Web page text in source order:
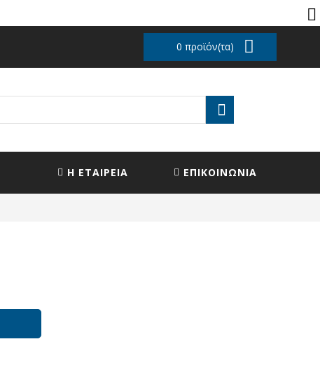
0 προϊόν(τα)
Η ΕΤΑΙΡΕΙΑ ΕΠΙΚΟΙΝΩΝΙΑ